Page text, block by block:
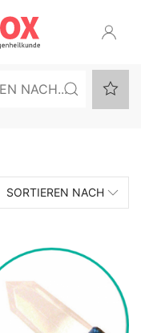
SORTIEREN NACH